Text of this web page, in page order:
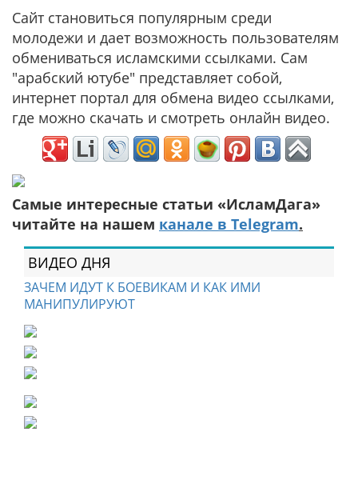
Сайт становиться популярным среди
молодежи и дает возможность пользователям
обмениваться исламскими ссылками. Сам
"арабский ютубе" представляет собой,
интернет портал для обмена видео ссылками,
где можно скачать и смотреть онлайн видео.
Самые интересные статьи «ИсламДага»
читайте на нашем канале в Telegram.
ВИДЕО ДНЯ
ЗАЧЕМ ИДУТ К БОЕВИКАМ И КАК ИМИ
МАНИПУЛИРУЮТ